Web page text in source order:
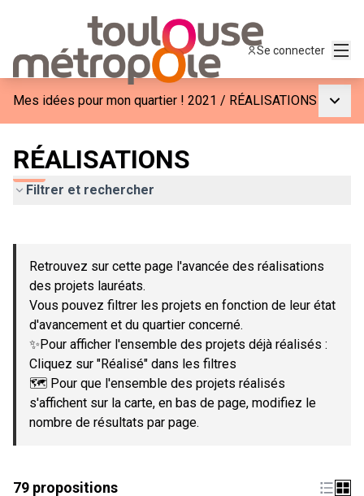
Se connecter
Mes idées pour mon quartier ! 2021 / RÉALISATIONS
RÉALISATIONS
Filtrer et rechercher
−
Retrouvez sur cette page l'avancée des réalisations
des projets lauréats.
Vous pouvez filtrer les projets en fonction de leur état
d'avancement et du quartier concerné.
✨Pour afficher l'ensemble des projets déjà réalisés :
Cliquez sur "Réalisé" dans les filtres
🗺️ Pour que l'ensemble des projets réalisés
s'affichent sur la carte, en bas de page, modifiez le
nombre de résultats par page.
79 propositions